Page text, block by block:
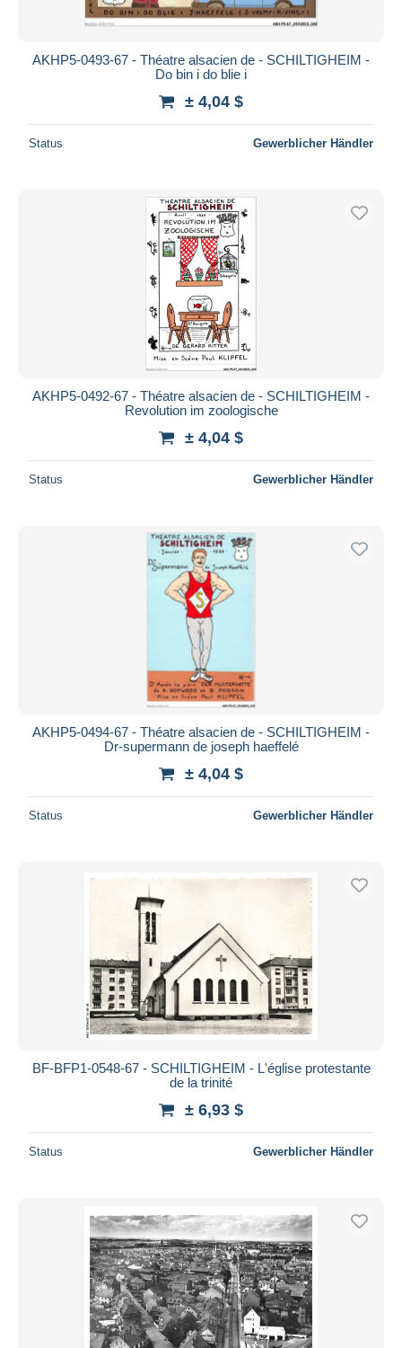
AKHP5-0493-67 - Théatre alsacien de - SCHILTIGHEIM -
Do bin i do blie i
± 4,04 $
Status Gewerblicher Händler
AKHP5-0492-67 - Théatre alsacien de - SCHILTIGHEIM -
Revolution im zoologische
± 4,04 $
Status Gewerblicher Händler
AKHP5-0494-67 - Théatre alsacien de - SCHILTIGHEIM -
Dr-supermann de joseph haeffelé
± 4,04 $
Status Gewerblicher Händler
BF-BFP1-0548-67 - SCHILTIGHEIM - L'église protestante
de la trinité
± 6,93 $
Status Gewerblicher Händler